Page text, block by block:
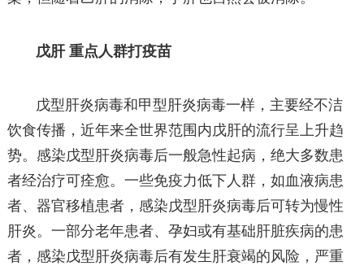
戊肝 重点人群打疫苗
戊型肝炎病毒和甲型肝炎病毒一样，主要经不洁
饮食传播，近年来全世界范围内戊肝的流行呈上升趋
势。感染戊型肝炎病毒后一般急性起病，绝大多数患
者经治疗可痊愈。一些免疫力低下人群，如血液病患
者、器官移植患者，感染戊型肝炎病毒后可转为慢性
肝炎。一部分老年患者、孕妇或有基础肝脏疾病的患
者，感染戊型肝炎病毒后有发生肝衰竭的风险，严重